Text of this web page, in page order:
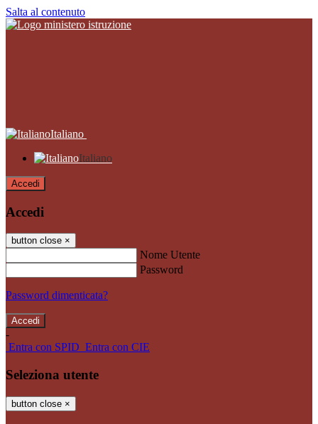
Salta al contenuto
Italiano
Italiano
Accedi
Accedi
button close ×
Nome Utente
Password
Password dimenticata?
-
Entra con SPID Entra con CIE
Seleziona utente
button close ×